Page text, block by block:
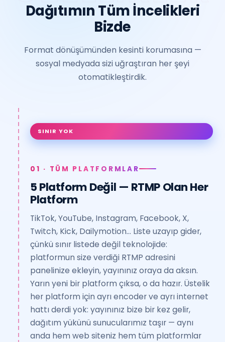
Dağıtımın Tüm İncelikleri
Bizde
Format dönüşümünden kesinti korumasına —
sosyal medyada sizi uğraştıran her şeyi
otomatikleştirdik.
SINIR YOK
01 · TÜM PLATFORMLAR
5 Platform Değil — RTMP Olan Her
Platform
TikTok, YouTube, Instagram, Facebook, X,
Twitch, Kick, Dailymotion… Liste uzayıp gider,
çünkü sınır listede değil teknolojide:
platformun size verdiği RTMP adresini
panelinize ekleyin, yayınınız oraya da aksın.
Yarın yeni bir platform çıksa, o da hazır. Üstelik
her platform için ayrı encoder ve ayrı internet
hattı derdi yok: yayınınız bize bir kez gelir,
dağıtım yükünü sunucularımız taşır — aynı
anda hem web siteniz hem tüm platformlar